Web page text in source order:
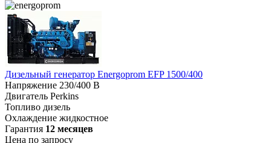
Дизельный генератор Energoprom EFP 1500/400
Напряжение 230/400 В
Двигатель Perkins
Топливо дизель
Охлаждение жидкостное
Гарантия 12 месяцев
Цена по запросу